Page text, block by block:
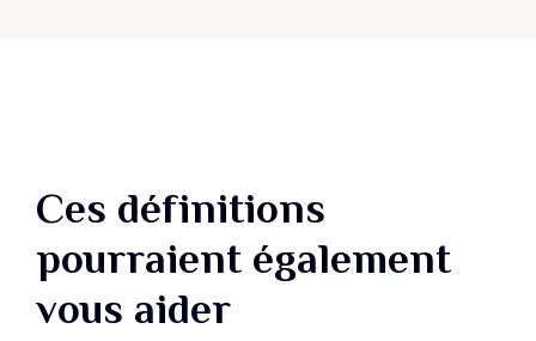
Ces définitions
pourraient également
vous aider